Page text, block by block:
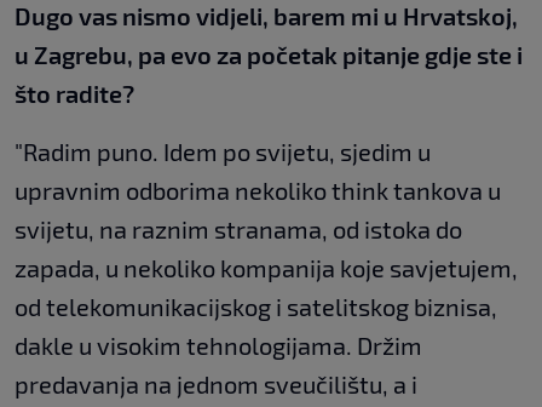
Dugo vas nismo vidjeli, barem mi u Hrvatskoj,
u Zagrebu, pa evo za početak pitanje gdje ste i
što radite?
"Radim puno. Idem po svijetu, sjedim u
upravnim odborima nekoliko think tankova u
svijetu, na raznim stranama, od istoka do
zapada, u nekoliko kompanija koje savjetujem,
od telekomunikacijskog i satelitskog biznisa,
dakle u visokim tehnologijama. Držim
predavanja na jednom sveučilištu, a i